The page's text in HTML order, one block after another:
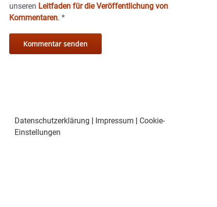
unseren Leitfaden für die Veröffentlichung von
Kommentaren. *
Datenschutzerklärung Impressum
Cookie-
Einstellungen